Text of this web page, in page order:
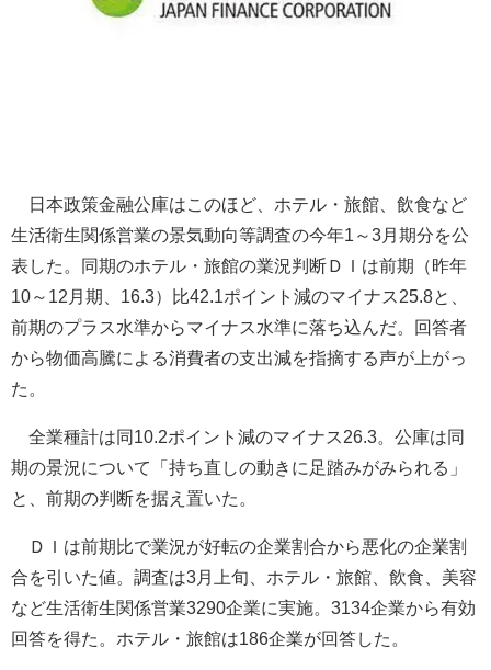
日本政策金融公庫はこのほど、ホテル・旅館、飲食など
生活衛生関係営業の景気動向等調査の今年1～3月期分を公
表した。同期のホテル・旅館の業況判断ＤＩは前期（昨年
10～12月期、16.3）比42.1ポイント減のマイナス25.8と、
前期のプラス水準からマイナス水準に落ち込んだ。回答者
から物価高騰による消費者の支出減を指摘する声が上がっ
た。
全業種計は同10.2ポイント減のマイナス26.3。公庫は同
期の景況について「持ち直しの動きに足踏みがみられる」
と、前期の判断を据え置いた。
ＤＩは前期比で業況が好転の企業割合から悪化の企業割
合を引いた値。調査は3月上旬、ホテル・旅館、飲食、美容
など生活衛生関係営業3290企業に実施。3134企業から有効
回答を得た。ホテル・旅館は186企業が回答した。